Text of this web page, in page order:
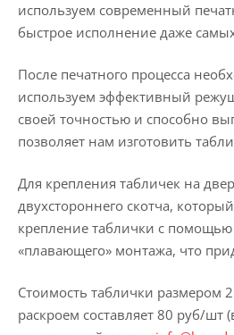
используем современный
быстрое исполнение даже
После печатного процесса
используем эффективный
своей точностью и способно
позволяет нам изготовить
Для крепления табличек на
двухстороннего скотча,
крепление таблички с помощью
«плавающего» монтажа, что
Стоимость таблички
раскроем составляет 80 руб/